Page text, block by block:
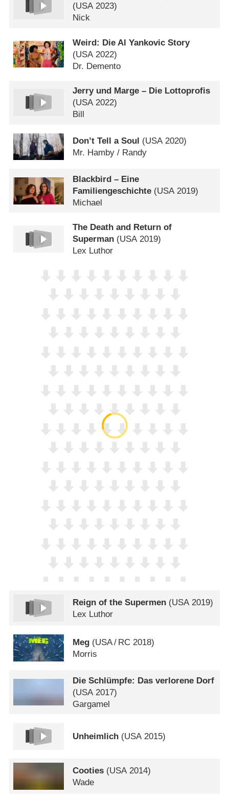
(USA2023)
Nick
Weird: Die Al Yankovic Story
(USA 2022)
Dr. Demento
Jerry und Marge – Die Lottoprofis
(USA2022)
Bill
Don’t Tell a Soul (USA2020)
Mr. Hamby /​ Randy
Blackbird – Eine
Familiengeschichte (USA 2019)
Michael
The Death and Return of
Superman (USA2019)
Lex Luthor
Reign of the Supermen (USA 2019)
Lex Luthor
Meg (USA/ RC 2018)
Morris
Die Schlümpfe: Das verlorene Dorf
(USA 2017)
Gargamel
Unheimlich (USA2015)
Cooties (USA 2014)
Wade